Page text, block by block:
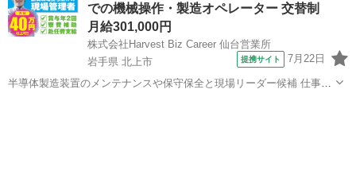
での機械操作・製造オペレーター 交替制
月給301,000円
株式会社Harvest Biz Career 仙台営業所
岩手県 北上市
提携サイト 7月22日
半導体製造装置のメンテナンスや保守保全と現場リーダー候補 仕事内